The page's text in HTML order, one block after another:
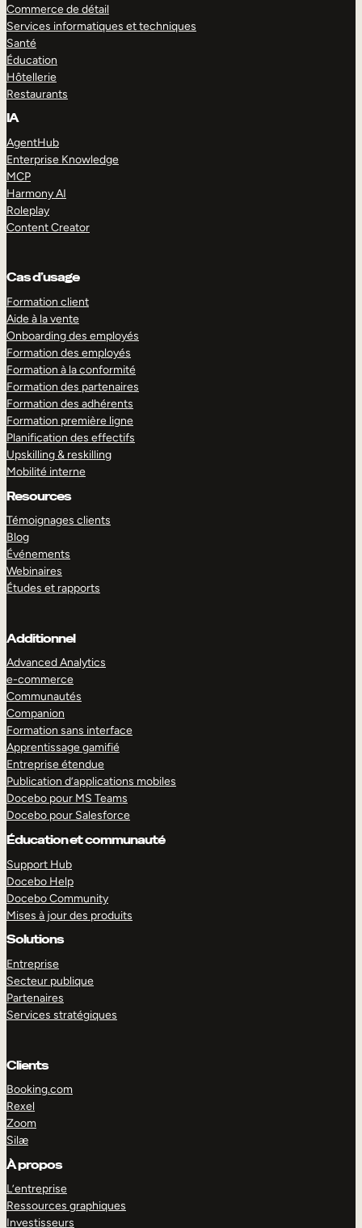
Commerce de détail
Services informatiques et techniques
Santé
Éducation
Hôtellerie
Restaurants
IA
AgentHub
Enterprise Knowledge
MCP
Harmony AI
Roleplay
Content Creator
Cas d’usage
Formation client
Aide à la vente
Onboarding des employés
Formation des employés
Formation à la conformité
Formation des partenaires
Formation des adhérents
Formation première ligne
Planification des effectifs
Upskilling & reskilling
Mobilité interne
Resources
Témoignages clients
Blog
Événements
Webinaires
Études et rapports
Additionnel
Advanced Analytics
e-commerce
Communautés
Companion
Formation sans interface
Apprentissage gamifié
Entreprise étendue
Publication d’applications mobiles
Docebo pour MS Teams
Docebo pour Salesforce
Éducation et communauté
Support Hub
Docebo Help
Docebo Community
Mises à jour des produits
Solutions
Entreprise
Secteur publique
Partenaires
Services stratégiques
Clients
Booking.com
Rexel
Zoom
Silæ
À propos
L’entreprise
Ressources graphiques
Investisseurs